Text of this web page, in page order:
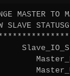
MASTER
SLAVE